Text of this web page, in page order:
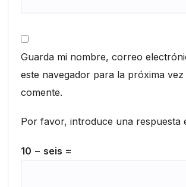
Guarda mi nombre, correo
este navegador para la próxima vez
comente.
Por favor, introduce una respuesta
10 − seis =